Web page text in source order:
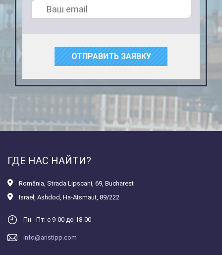
ОТПРАВИТЬ ЗАЯВКУ
ГДЕ НАС НАЙТИ?
România, Strada Lipscani, 69, Bucharest
Israel , Ashdod, Ha-Atsmaut, 89/222
Пн - Пт: с 9-00 до 18-00
info@aristipp.com